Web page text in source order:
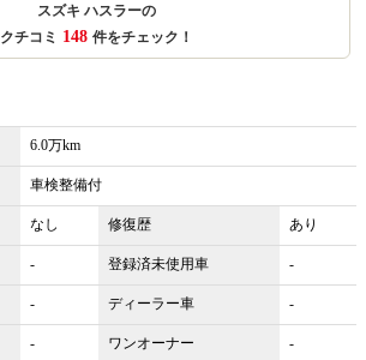
スズキ ハスラーの
クチコミ 148 件をチェック！
6.0万km
車検整備付
なし 修復歴 あり
- 登録済未使用車 -
- ディーラー車 -
- ワンオーナー -